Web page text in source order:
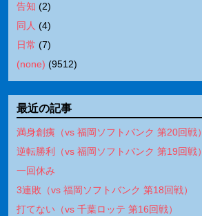
告知 (2)
同人 (4)
日常 (7)
(none) (9512)
最近の記事
満身創痍（vs 福岡ソフトバンク 第20回戦）
逆転勝利（vs 福岡ソフトバンク 第19回戦）
一回休み
3連敗（vs 福岡ソフトバンク 第18回戦）
打てない（vs 千葉ロッテ 第16回戦）